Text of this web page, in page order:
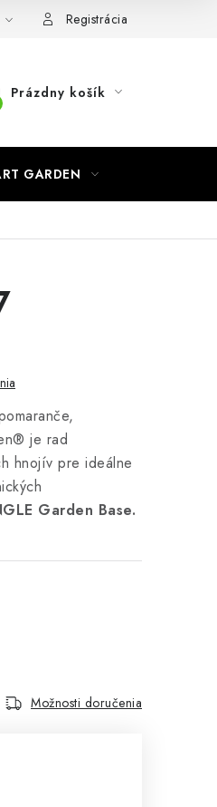
Registrácia
Prázdny košík
GARDEN
je rad
hnojív pre ideálne
Garden Base.
Možnosti doručenia